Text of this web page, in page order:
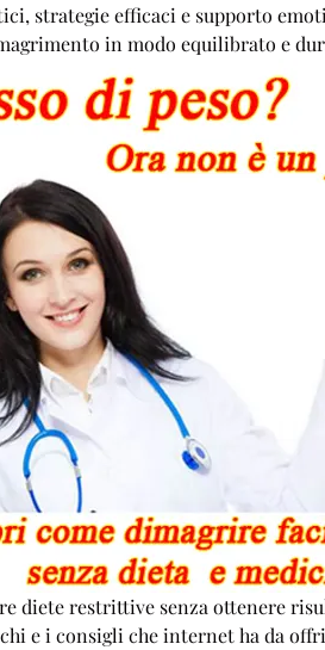
strategie efficaci e supporto
in modo equilibrato e
diete restrittive senza ottenere
e i consigli che internet ha da